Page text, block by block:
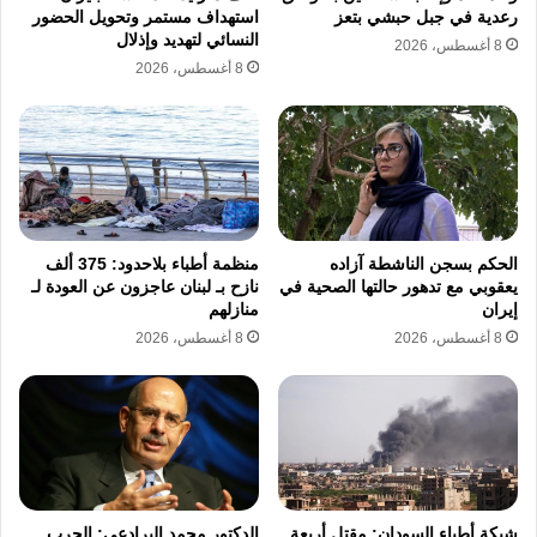
على استهداف المدنيين بشكل مباشر ومتعمد
يضرب عرض الحائط بكافة القيم الإنسانية، مما
يزيد من حدة التوتر ويؤجج المشاعر الرافضة لهذا
الوجود العسكري السافر.
تتواصل الغارات الجوية على بلدة الزرارية وعدد
من القرى التي أدرجت ضمن قوائم الإخلاء القسري
التي فرضها جيش الاحتلال صباح يوم السبت التاسع
ضمن خريطة التهديد مما يشير إلى توسيع دائرة
العدوان بشكل غير متوقع لإرباك المشهد الميداني،
وتركزت الضربات على تدمير البنية التحتية
والمباني السكنية لفرض واقع جديد يمنع النازحين
رعدية في جبل حبشي بتعز
8 أغسطس، 2026
استهداف مستمر وتحويل الحضور
النسائي لتهديد وإذلال
8 أغسطس، 2026
الحكم بسجن الناشطة آزاده
يعقوبي مع تدهور حالتها الصحية في
إيران
8 أغسطس، 2026
منظمة أطباء بلاحدود: 375 ألف
نازح بـ لبنان عاجزون عن العودة لـ
منازلهم
8 أغسطس، 2026